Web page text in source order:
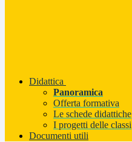
Didattica
Panoramica
Offerta formativa
Le schede didattiche
I progetti delle classi
Documenti utili